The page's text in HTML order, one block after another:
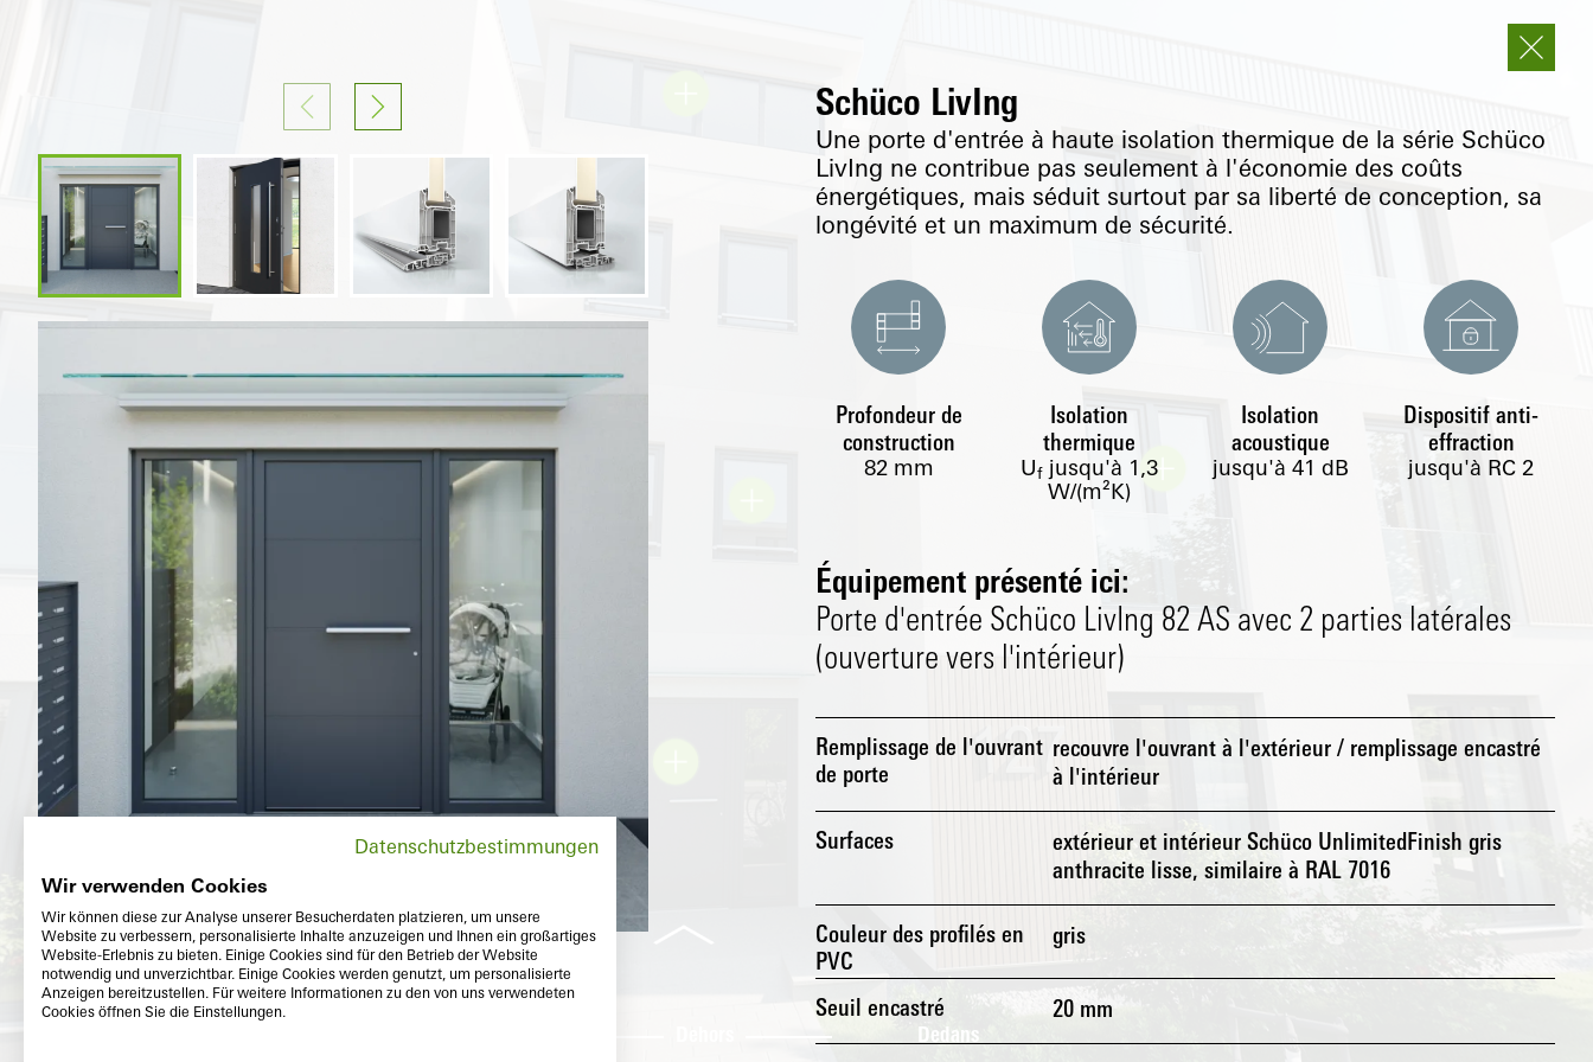
Dedans
Schüco LivIng
Une porte d'entrée à haute isolation thermique de la série Schüco
LivIng ne contribue pas seulement à l'économie des coûts
énergétiques, mais séduit surtout par sa liberté de conception, sa
longévité et un maximum de sécurité.
Profondeur de
construction
82mm
Isolation
thermique
Uf jusqu'à 1,3
W/(m²K)
Isolation
acoustique
jusqu'à 41 dB
Dispositif anti-
effraction
jusqu'à RC 2
Équipement présenté ici:
Porte d'entrée Schüco LivIng 82 AS avec 2 parties latérales
(ouverture vers l'intérieur)
Remplissage de l'ouvrant
de porte
recouvre l'ouvrant à l'extérieur / remplissage encastré
à l'intérieur
Surfaces
extérieur et intérieur Schüco UnlimitedFinish gris
anthracite lisse, similaire à RAL 7016
Couleur des profilés en
PVC
gris
Seuil encastré 20 mm
Datenschutzbestimmungen
Wir verwenden Cookies
Wir können diese zur Analyse unserer Besucherdaten platzieren, um unsere
Website zu verbessern, personalisierte Inhalte anzuzeigen und Ihnen ein großartiges
Website-Erlebnis zu bieten. Einige Cookies sind für den Betrieb der Website
notwendig und unverzichtbar. Einige Cookies werden genutzt, um personalisierte
Anzeigen bereitzustellen. Für weitere Informationen zu den von uns verwendeten
Cookies öffnen Sie die Einstellungen.